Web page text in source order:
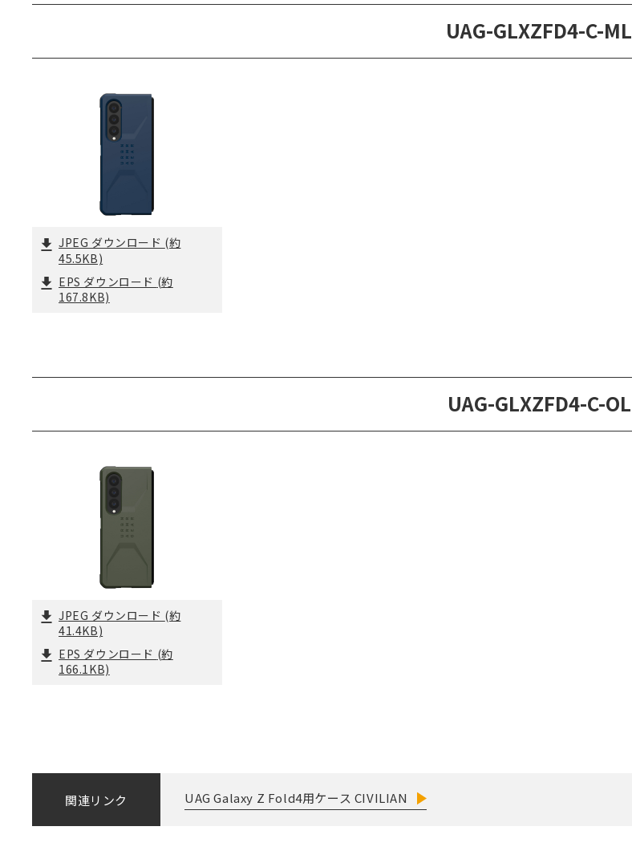
UAG-GLXZFD4-C-ML
JPEG ダウンロード (約
45.5KB)
EPS ダウンロード (約
167.8KB)
UAG-GLXZFD4-C-OL
JPEG ダウンロード (約
41.4KB)
EPS ダウンロード (約
166.1KB)
関連リンク UAG Galaxy Z Fold4用ケース CIVILIAN